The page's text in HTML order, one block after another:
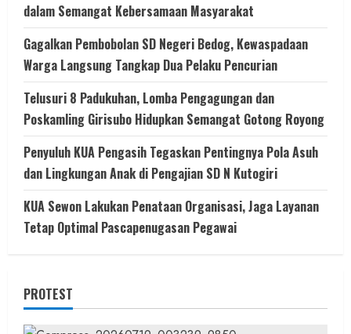
dalam Semangat Kebersamaan Masyarakat
Gagalkan Pembobolan SD Negeri Bedog, Kewaspadaan
Warga Langsung Tangkap Dua Pelaku Pencurian
Telusuri 8 Padukuhan, Lomba Pengagungan dan
Poskamling Girisubo Hidupkan Semangat Gotong Royong
Penyuluh KUA Pengasih Tegaskan Pentingnya Pola Asuh
dan Lingkungan Anak di Pengajian SD N Kutogiri
KUA Sewon Lakukan Penataan Organisasi, Jaga Layanan
Tetap Optimal Pascapenugasan Pegawai
PROTEST